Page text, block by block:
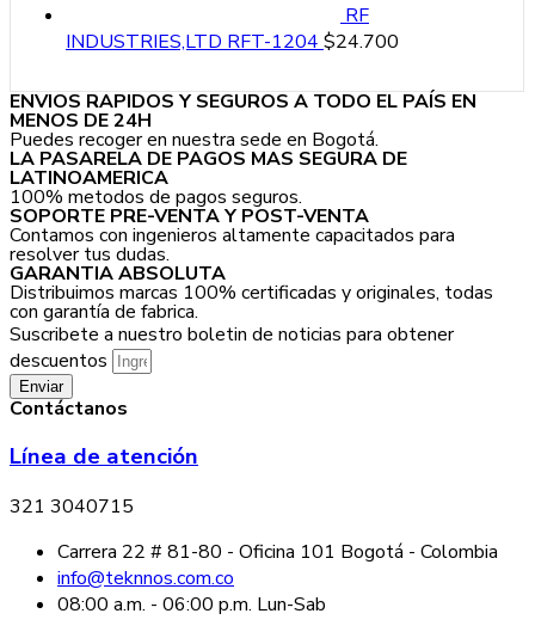
RF
INDUSTRIES,LTD RFT-1204 $24.700
ENVIOS RAPIDOS Y SEGUROS A TODO EL PAÍS EN
MENOS DE 24H
Puedes recoger en nuestra sede en Bogotá.
LA PASARELA DE PAGOS MAS SEGURA DE
LATINOAMERICA
100% metodos de pagos seguros.
SOPORTE PRE-VENTA Y POST-VENTA
Contamos con ingenieros altamente capacitados para
resolver tus dudas.
GARANTIA ABSOLUTA
Distribuimos marcas 100% certificadas y originales, todas
con garantía de fabrica.
Suscribete a nuestro boletin de noticias para obtener
descuentos
Enviar
Contáctanos
Línea de atención
321 3040715
Carrera 22 # 81-80 - Oficina 101 Bogotá - Colombia
info@teknnos.com.co
08:00 a.m. - 06:00 p.m. Lun-Sab